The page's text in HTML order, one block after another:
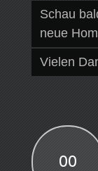
Schau
neue
Vielen
00